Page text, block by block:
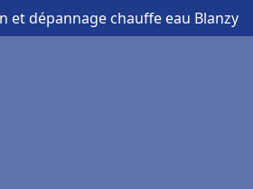
et dépannage chauffe eau Blanzy